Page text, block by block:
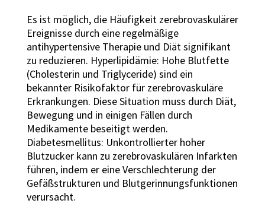
Es ist möglich, die Häufigkeit zerebrovaskulärer
Ereignisse durch eine regelmäßige
antihypertensive Therapie und Diät signifikant
zu reduzieren. Hyperlipidämie: Hohe Blutfette
(Cholesterin und Triglyceride) sind ein
bekannter Risikofaktor für zerebrovaskuläre
Erkrankungen. Diese Situation muss durch Diät,
Bewegung und in einigen Fällen durch
Medikamente beseitigt werden.
Diabetesmellitus: Unkontrollierter hoher
Blutzucker kann zu zerebrovaskulären Infarkten
führen, indem er eine Verschlechterung der
Gefäßstrukturen und Blutgerinnungsfunktionen
verursacht.